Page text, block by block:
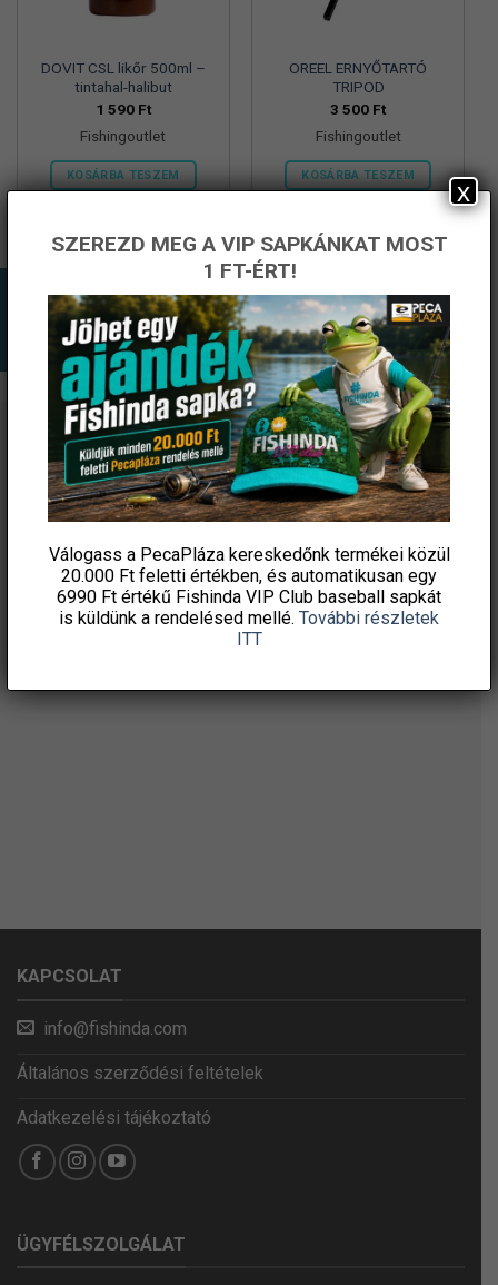
DOVIT CSL likőr 500ml –
tintahal-halibut
1 590 Ft
Fishingoutlet
KOSÁRBA TESZEM
OREEL ERNYŐTARTÓ
TRIPOD
3 500 Ft
Fishingoutlet
KOSÁRBA TESZEM
ÉRTESÜLJ ELSŐKÉNT! IRATKOZZ FEL A
HÍRLEVELÜNKRE!
KAPCSOLAT
info@fishinda.com
Általános szerződési feltételek
Adatkezelési tájékoztató
ÜGYFÉLSZOLGÁLAT
SZEREZD MEG A VIP SAPKÁNKAT MOST
1 FT-ÉRT!
Válogass a PecaPláza kereskedőnk termékei közül
20.000 Ft feletti értékben, és automatikusan egy
6990 Ft értékű Fishinda VIP Club baseball sapkát
is küldünk a rendelésed mellé. További részletek
ITT
x